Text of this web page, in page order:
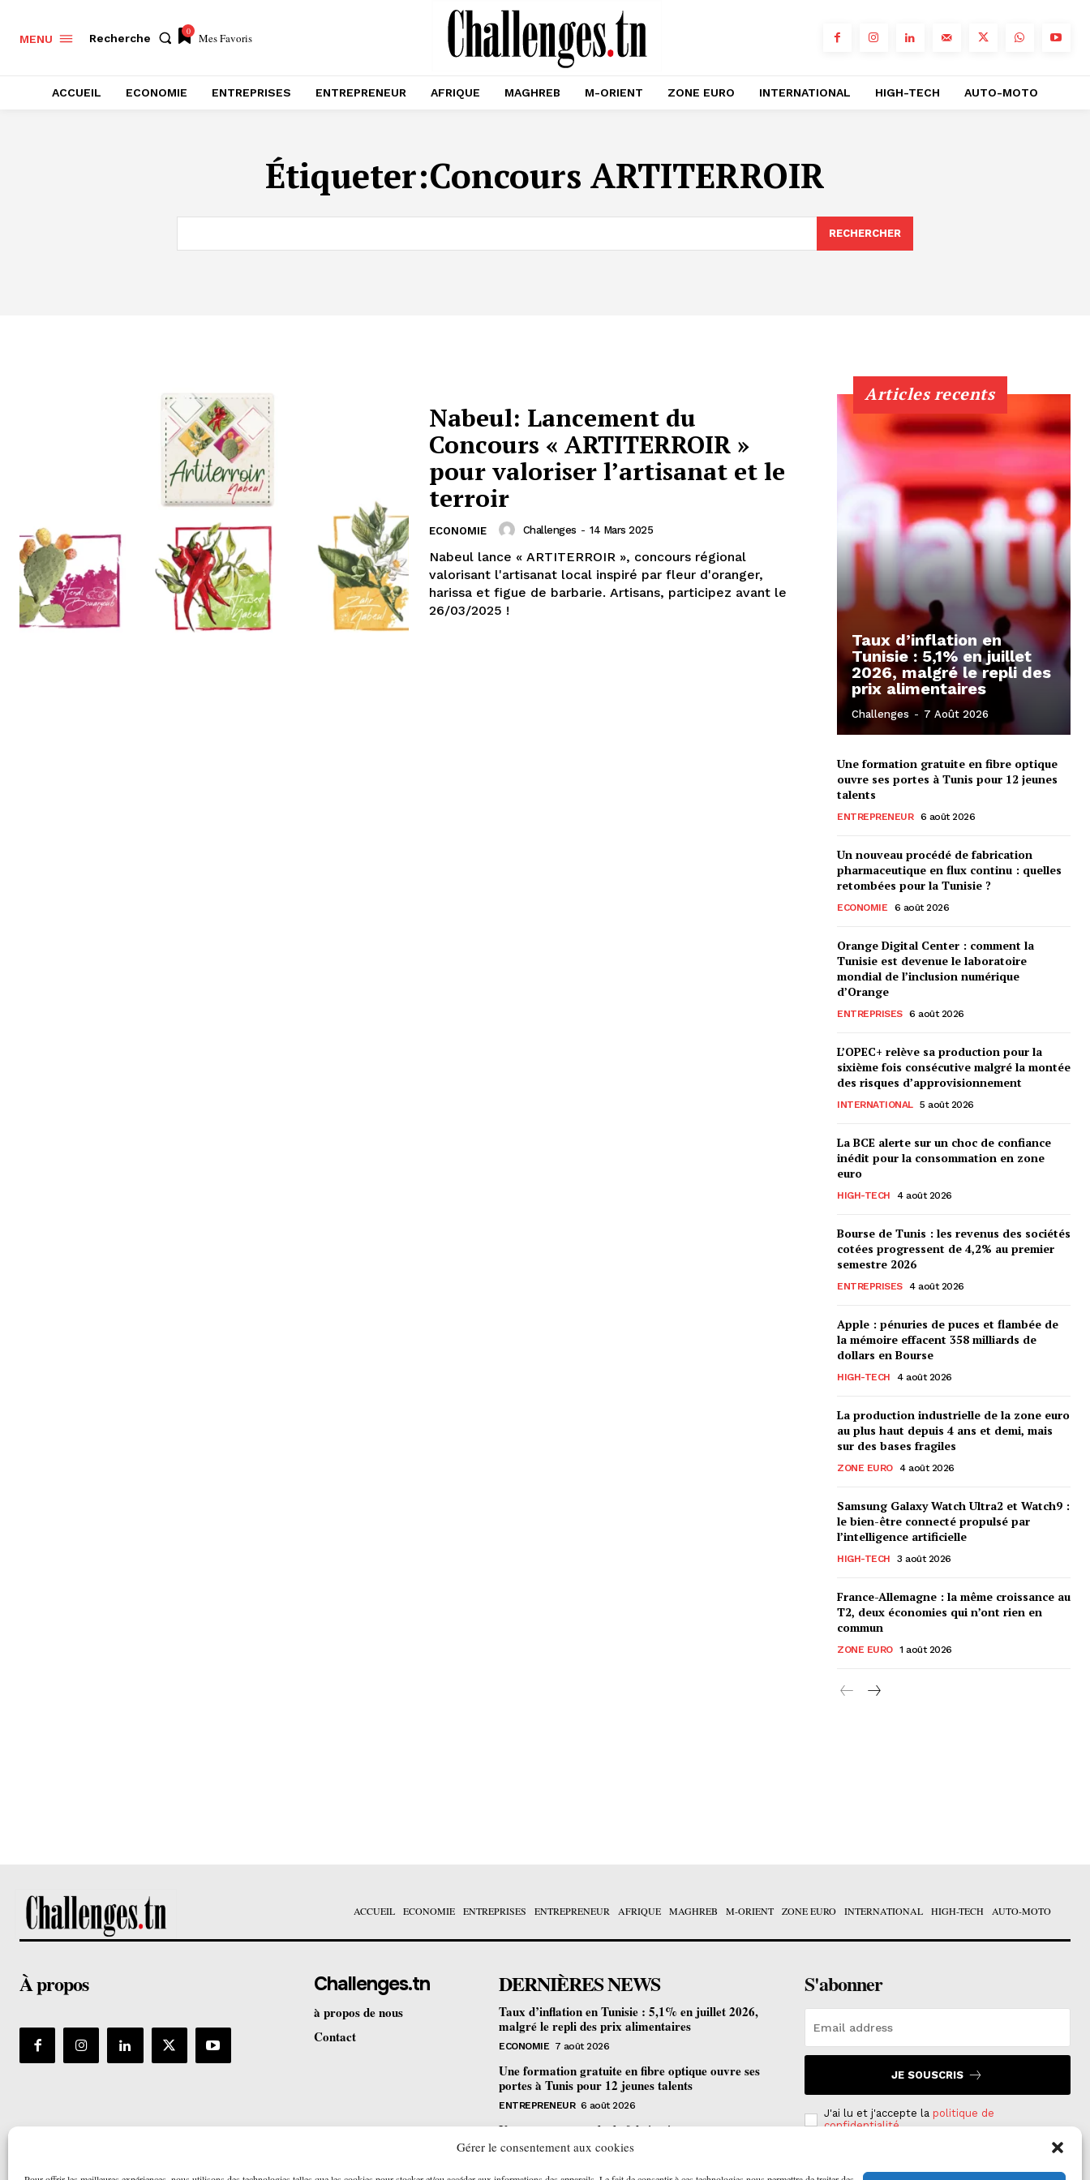
Gérer le consentement aux cookies
MENU Recherche
0 Mes Favoris
ACCUEIL ECONOMIE ENTREPRISES ENTREPRENEUR AFRIQUE MAGHREB M-ORIENT ZONE EURO INTERNATIONAL HIGH-TECH AUTO-MOTO
Étiqueter:Concours ARTITERROIR
RECHERCHER
Nabeul: Lancement du
Concours « ARTITERROIR »
pour valoriser l’artisanat et le
terroir
ECONOMIE Challenges - 14 Mars 2025
Nabeul lance « ARTITERROIR », concours régional
valorisant l'artisanat local inspiré par fleur d'oranger,
harissa et figue de barbarie. Artisans, participez avant le
26/03/2025 !
Articles recents
Taux d’inflation en
Tunisie : 5,1% en juillet
2026, malgré le repli des
prix alimentaires
Challenges - 7 Août 2026
Une formation gratuite en fibre optique
ouvre ses portes à Tunis pour 12 jeunes
talents
ENTREPRENEUR 6 août 2026
Un nouveau procédé de fabrication
pharmaceutique en flux continu : quelles
retombées pour la Tunisie ?
ECONOMIE 6 août 2026
Orange Digital Center : comment la
Tunisie est devenue le laboratoire
mondial de l’inclusion numérique
d’Orange
ENTREPRISES 6 août 2026
L’OPEC+ relève sa production pour la
sixième fois consécutive malgré la montée
des risques d’approvisionnement
INTERNATIONAL 5 août 2026
La BCE alerte sur un choc de confiance
inédit pour la consommation en zone
euro
HIGH-TECH 4 août 2026
Bourse de Tunis : les revenus des sociétés
cotées progressent de 4,2% au premier
semestre 2026
ENTREPRISES 4 août 2026
Apple : pénuries de puces et flambée de
la mémoire effacent 358 milliards de
dollars en Bourse
HIGH-TECH 4 août 2026
La production industrielle de la zone euro
au plus haut depuis 4 ans et demi, mais
sur des bases fragiles
ZONE EURO 4 août 2026
Samsung Galaxy Watch Ultra2 et Watch9 :
le bien-être connecté propulsé par
l’intelligence artificielle
HIGH-TECH 3 août 2026
France-Allemagne : la même croissance au
T2, deux économies qui n’ont rien en
commun
ZONE EURO 1 août 2026
ACCUEIL ECONOMIE ENTREPRISES ENTREPRENEUR AFRIQUE MAGHREB M-ORIENT ZONE EURO INTERNATIONAL HIGH-TECH AUTO-MOTO
À propos Challenges.tn
à propos de nous
Contact
DERNIÈRES NEWS
Taux d’inflation en Tunisie : 5,1% en juillet 2026,
malgré le repli des prix alimentaires
ECONOMIE 7 août 2026
Une formation gratuite en fibre optique ouvre ses
portes à Tunis pour 12 jeunes talents
ENTREPRENEUR 6 août 2026
Un nouveau procédé de fabrication
pharmaceutique en flux continu : quelles
S'abonner
JE SOUSCRIS
J'ai lu et j'accepte la politique de
confidentialité.